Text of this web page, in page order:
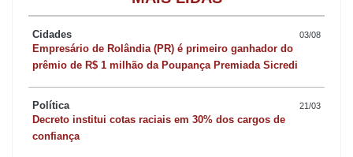
do recebimento dos benefícios”, destaca ele.
suspenderam inclusive as perícias. Arapongas pode seguir o
mesmo caminho, afirma o sindicalista. “Estivemos na semana
passada conversando com os profissionais de Arapongas e eles
Cidades 03/08
Empresário de Rolândia (PR) é primeiro ganhador do
prêmio de R$ 1 milhão da Poupança Premiada Sicredi
Política 21/03
Decreto institui cotas raciais em 30% dos cargos de
confiança